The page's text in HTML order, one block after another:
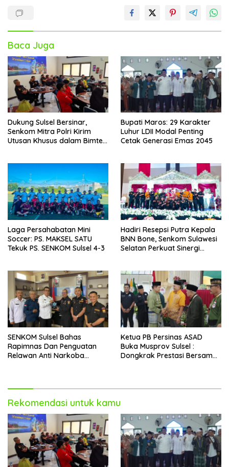
Baca Juga
Dukung Sulsel Bersinar,
Senkom Mitra Polri Kirim
Utusan Khusus dalam Bimtek
Bupati Maros: 29 Karakter
Luhur LDII Modal Penting
Cetak Generasi Emas 2045
Laga Persahabatan Mini
Soccer: PS. MAKSEL SATU
Tekuk PS. SENKOM Sulsel 4-3
Hadiri Resepsi Putra Kepala
BNN Bone, Senkom Sulawesi
Selatan Perkuat Sinergi
SENKOM Sulsel Bahas
Rapimnas Dan Penguatan
Relawan Anti Narkoba
Ketua PB Persinas ASAD
Buka Musprov Sulsel :
Dongkrak Prestasi Bersama
Rekomendasi untuk kamu